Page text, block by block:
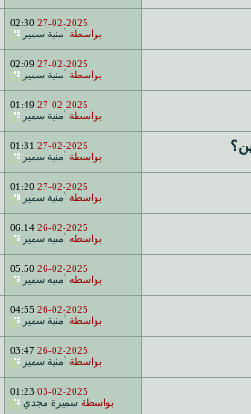
27-02-2025
02:30
بواسطة
أمنية سمير
27-02-2025
02:09
بواسطة
أمنية سمير
27-02-2025
01:49
بواسطة
أمنية سمير
27-02-2025
01:31
بواسطة
أمنية سمير
27-02-2025
01:20
بواسطة
أمنية سمير
26-02-2025
06:14
بواسطة
أمنية سمير
26-02-2025
05:50
بواسطة
أمنية سمير
26-02-2025
04:55
بواسطة
أمنية سمير
26-02-2025
03:47
بواسطة
أمنية سمير
03-02-2025
01:23
بواسطة سميرة مجدي